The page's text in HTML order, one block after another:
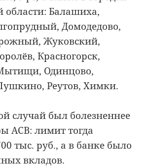
области: Балашиха,
Домодедово,
Жуковский,
Красногорск,
Одинцово,
Реутов, Химки.
случай был болезненнее
АСВ: лимит тогда
тыс. руб., а в банке было
вкладов.